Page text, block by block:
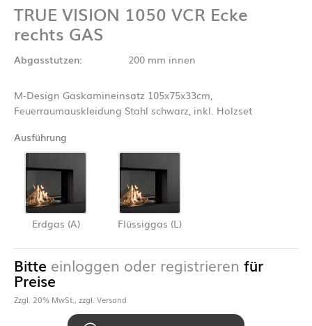
TRUE VISION 1050 VCR Ecke
rechts GAS
Abgasstutzen: 200 mm innen
M-Design Gaskamineinsatz 105x75x33cm,
Feuerraumauskleidung Stahl schwarz, inkl. Holzset
Ausführung
Erdgas (A) Flüssiggas (L)
Bitte einloggen oder registrieren für
Preise
Zzgl. 20% MwSt., zzgl. Versand